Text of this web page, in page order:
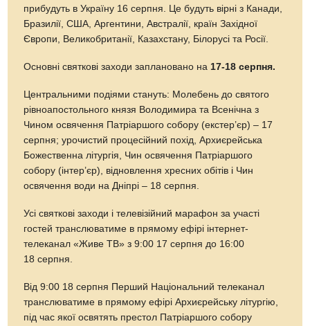
прибудуть в Україну 16 серпня. Це будуть вірні з Канади,
Бразилії, США, Аргентини, Австралії, країн Західної
Європи, Великобританії, Казахстану, Білорусі та Росії.
Основні святкові заходи заплановано на 17-18 серпня.
Центральними подіями стануть: Молебень до святого
рівноапостольного князя Володимира та Всенічна з
Чином освячення Патріаршого собору (екстер’єр) – 17
серпня; урочистий процесійний похід, Архиєрейська
Божественна літургія, Чин освячення Патріаршого
собору (інтер’єр), відновлення хресних обітів і Чин
освячення води на Дніпрі – 18 серпня.
Усі святкові заходи і телевізійний марафон за участі
гостей транслюватиме в прямому ефірі інтернет-
телеканал «Живе ТВ» з 9:00 17 серпня до 16:00
18 серпня.
Від 9:00 18 серпня Перший Національний телеканал
транслюватиме в прямому ефірі Архиєрейську літургію,
під час якої освятять престол Патріаршого собору